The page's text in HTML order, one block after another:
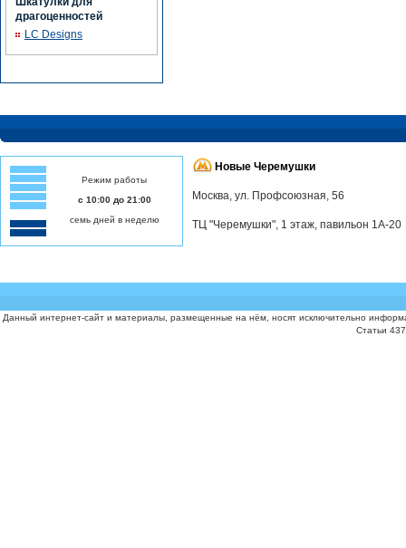
драгоценностей
LC Designs
Режим работы
с 10:00 до 21:00
семь дней в неделю
Новые Черемушки
Москва, ул. Профсоюзная, 56
ТЦ "Черемушки", 1 этаж, павильон 1А-20
Данный интернет-сайт и материалы, размещенные на нём, носят исключительно
Статьи